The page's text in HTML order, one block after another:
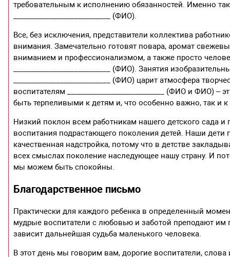
требовательным к исполнению обязанностей. Именно
___________________________ (ФИО).
Все, без исключения, представители коллектива
внимания. Замечательно готовят повара, аромат
вниманием и профессионализмом, а также просто
___________________________ (ФИО). Занятия
___________________________ (ФИО) царит атмосфера
воспитателям ___________________________ (ФИО и
быть терпеливыми к детям и, что особенно важно, так и к
Низкий поклон всем работникам нашего детского сада
воспитания подрастающего поколения детей. Наши дети
качественная надстройка, потому что в детстве
всех смыслах поколение наследующее нашу страну. И
мы можем быть спокойны.
Благодарственное письмо
Практически для каждого ребенка в определенный
мудрые воспитатели с любовью и заботой преподают им
зависит дальнейшая судьба маленького человека.
В этот день мы говорим вам, дорогие воспитатели,